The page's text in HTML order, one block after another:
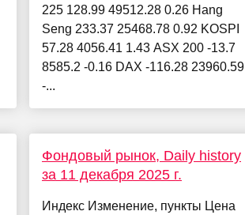
225 128.99 49512.28 0.26 Hang
Seng 233.37 25468.78 0.92 KOSPI
57.28 4056.41 1.43 ASX 200 -13.7
8585.2 -0.16 DAX -116.28 23960.59
-...
Фондовый рынок, Daily history
за 11 декабря 2025 г.
Индекс Изменение, пункты Цена